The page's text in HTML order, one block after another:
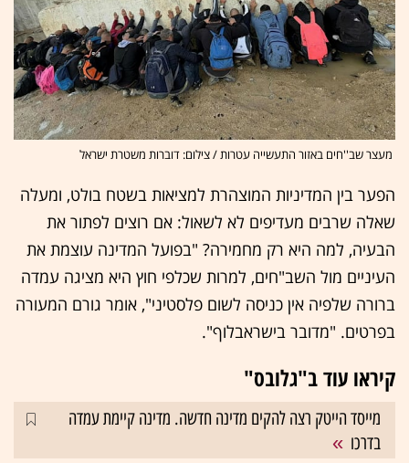
מעצר שב''חים באזור התעשייה עטרות / צילום: דוברות משטרת ישראל
הפער בין המדיניות המוצהרת למציאות בשטח בולט, ומעלה
שאלה שרבים מעדיפים לא לשאול: אם רוצים לפתור את
הבעיה, למה היא רק מחמירה? "בפועל המדינה עוצמת את
העיניים מול השב"חים, למרות שכלפי חוץ היא מציגה עמדה
ברורה שלפיה אין כניסה לשום פלסטיני", אומר גורם המעורה
בפרטים. "מדובר בישראבלוף".
קיראו עוד ב"גלובס"
מייסד הייטק רצה להקים מדינה חדשה. מדינה קיימת עמדה
בדרכו